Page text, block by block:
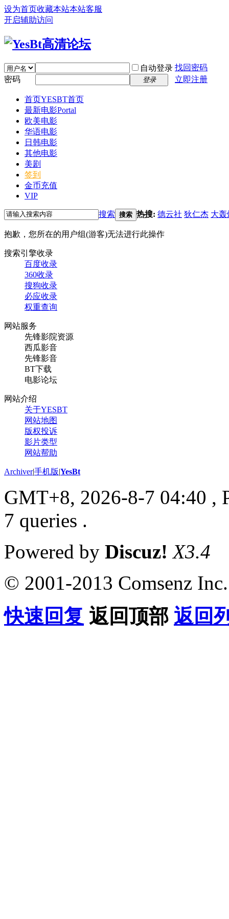
设为首页收藏本站本站客服
开启辅助访问
自动登录 找回密码
密码
登录 立即注册
首页YESBT首页
最新电影Portal
欧美电影
华语电影
日韩电影
其他电影
美剧
签到
金币充值
VIP
搜索 搜索 热搜: 德云社 狄仁杰 大轰
抱歉，您所在的用户组(游客)无法进行此操作
搜索引擎收录
百度收录
360收录
搜狗收录
必应收录
权重查询
网站服务
先锋影院资源
西瓜影音
先锋影音
BT下载
电影论坛
网站介绍
关于YESBT
网站地图
版权投诉
影片类型
网站帮助
Archiver|手机版|YesBt
GMT+8, 2026-8-7 04:40 ,
7 queries .
Powered by Discuz! X3.4
© 2001-2013 Comsenz Inc.
快速回复 返回顶部 返回